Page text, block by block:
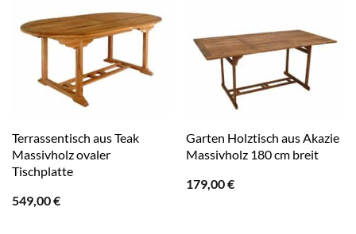
Terrassentisch aus Teak
Massivholz ovaler
Tischplatte
549,00€
Garten Holztisch aus Akazie
Massivholz 180 cm breit
179,00€